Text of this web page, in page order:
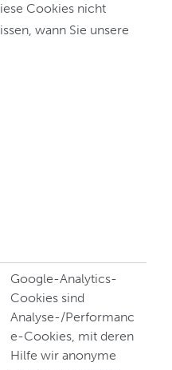
Cookies nicht
wann Sie unsere
Google-Analytics-
Cookies sind
Analyse-/Performanc
e-Cookies, mit deren
Hilfe wir anonyme